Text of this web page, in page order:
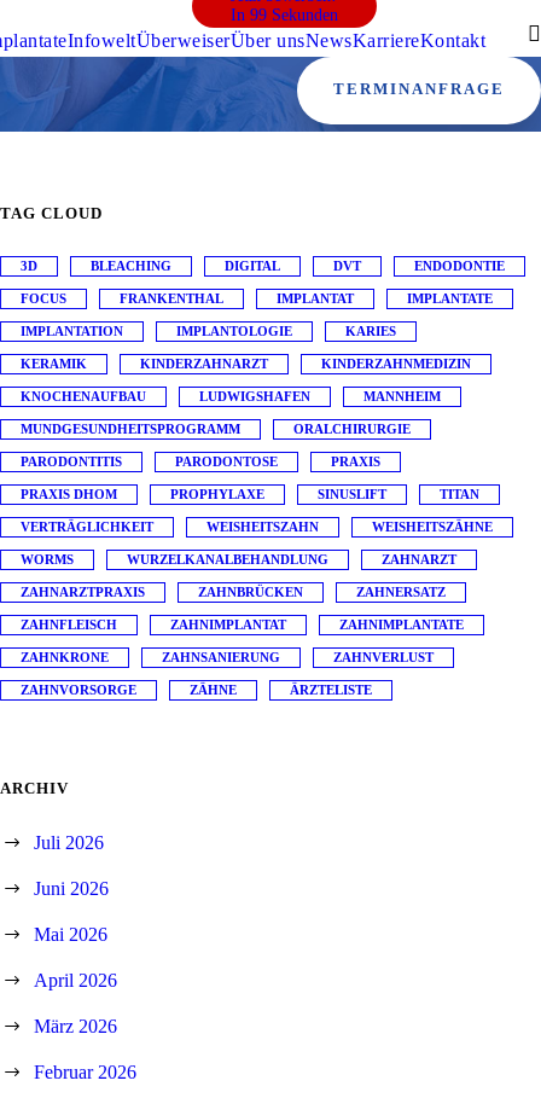
In 99 Sekunden
InfoweltÜberweiserÜber unsNewsKarriereKontakt
TERMINANFRAGE
TAG CLOUD
3D BLEACHING DIGITAL DVT ENDODONTIE
FOCUS FRANKENTHAL IMPLANTAT IMPLANTATE
IMPLANTATION IMPLANTOLOGIE KARIES
KERAMIK KINDERZAHNARZT KINDERZAHNMEDIZIN
KNOCHENAUFBAU LUDWIGSHAFEN MANNHEIM
MUNDGESUNDHEITSPROGRAMM ORALCHIRURGIE
PARODONTITIS PARODONTOSE PRAXIS
PRAXIS DHOM PROPHYLAXE SINUSLIFT TITAN
VERTRÄGLICHKEIT WEISHEITSZAHN WEISHEITSZÄHNE
WORMS WURZELKANALBEHANDLUNG ZAHNARZT
ZAHNARZTPRAXIS ZAHNBRÜCKEN ZAHNERSATZ
ZAHNFLEISCH ZAHNIMPLANTAT ZAHNIMPLANTATE
ZAHNKRONE ZAHNSANIERUNG ZAHNVERLUST
ZAHNVORSORGE ZÄHNE ÄRZTELISTE
ARCHIV
Juli 2026
Juni 2026
Mai 2026
April 2026
März 2026
Februar 2026